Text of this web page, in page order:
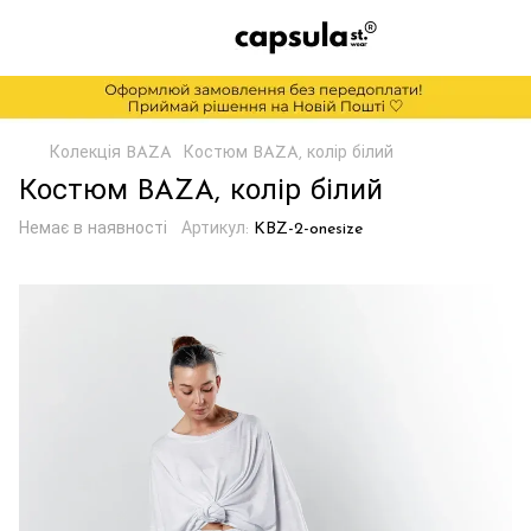
Колекція BAZA Костюм BAZA, колір білий
Костюм BAZA, колір білий
Немає в наявності Артикул: KBZ-2-onesize